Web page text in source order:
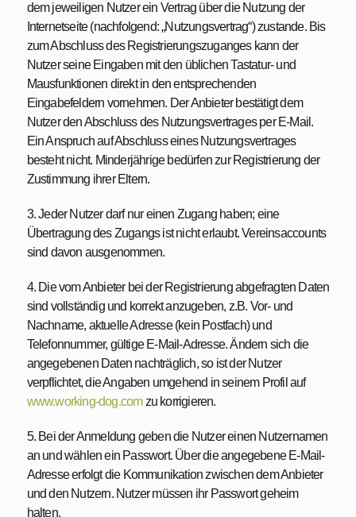
dem jeweiligen Nutzer ein Vertrag über die Nutzung der
Internetseite (nachfolgend: „Nutzungsvertrag“) zustande. Bis
zum Abschluss des Registrierungszuganges kann der
Nutzer seine Eingaben mit den üblichen Tastatur- und
Mausfunktionen direkt in den entsprechenden
Eingabefeldern vornehmen. Der Anbieter bestätigt dem
Nutzer den Abschluss des Nutzungsvertrages per E-Mail.
Ein Anspruch auf Abschluss eines Nutzungsvertrages
besteht nicht. Minderjährige bedürfen zur Registrierung der
Zustimmung ihrer Eltern.
3. Jeder Nutzer darf nur einen Zugang haben; eine
Übertragung des Zugangs ist nicht erlaubt. Vereinsaccounts
sind davon ausgenommen.
4. Die vom Anbieter bei der Registrierung abgefragten Daten
sind vollständig und korrekt anzugeben, z.B. Vor- und
Nachname, aktuelle Adresse (kein Postfach) und
Telefonnummer, gültige E-Mail-Adresse. Ändern sich die
angegebenen Daten nachträglich, so ist der Nutzer
verpflichtet, die Angaben umgehend in seinem Profil auf
www.working-dog.comzu korrigieren.
5. Bei der Anmeldung geben die Nutzer einen Nutzernamen
an und wählen ein Passwort. Über die angegebene E-Mail-
Adresse erfolgt die Kommunikation zwischen dem Anbieter
und den Nutzern. Nutzer müssen ihr Passwort geheim
halten.